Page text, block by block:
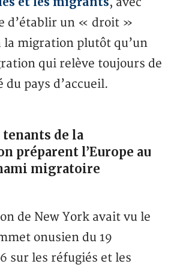
d’établir un « droit »
migration plutôt qu’un
qui relève toujours de
pays d’accueil.
de la
préparent l’Europe au
migratoire
de New York avait vu le
onusien du 19
sur les réfugiés et les